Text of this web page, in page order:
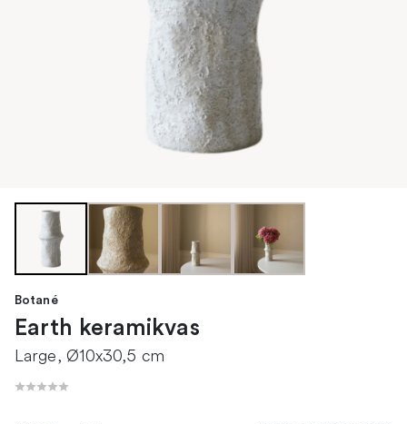
Botané
Earth keramikvas
Large, Ø10x30,5 cm